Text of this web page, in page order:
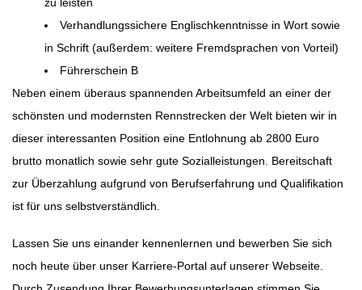
Verhandlungssichere Englischkenntnisse in Wort sowie
in Schrift (außerdem: weitere Fremdsprachen von Vorteil)
Führerschein B
Neben einem überaus spannenden Arbeitsumfeld an einer der
schönsten und modernsten Rennstrecken der Welt bieten wir in
dieser interessanten Position eine Entlohnung ab 2800 Euro
brutto monatlich sowie sehr gute Sozialleistungen. Bereitschaft
zur Überzahlung aufgrund von Berufserfahrung und Qualifikation
ist für uns selbstverständlich.
Lassen Sie uns einander kennenlernen und bewerben Sie sich
noch heute über unser Karriere-Portal auf unserer Webseite.